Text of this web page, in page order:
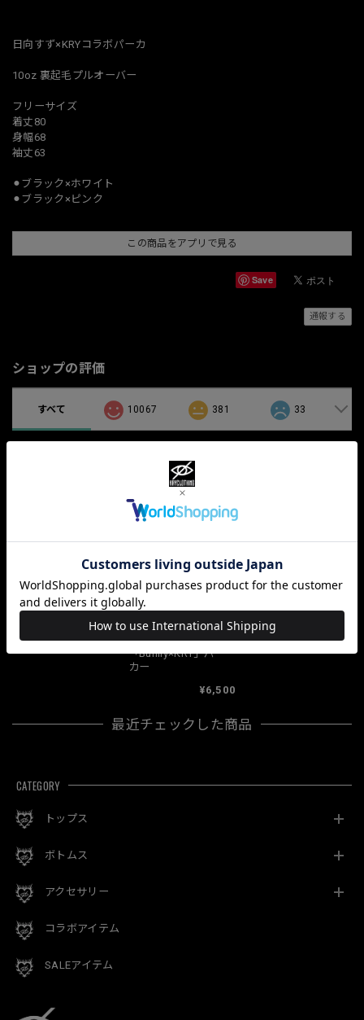
日向すず×KRYコラボパーカ
10oz 裏起毛プルオーバー
フリーサイズ
着丈80
身幅68
袖丈63
⚫︎ブラック×ホワイト
⚫︎ブラック×ピンク
この商品をアプリで見る
Save
通報する
ショップの評価
すべて 10067 381 33
関連商品
「Deadly moon」
「Bunily×KRY」パー
カー
¥6,500
「Bunily×KRY」トー
ト
最近チェックした商品
CATEGORY
トップス
ボトムス
アクセサリー
コラボアイテム
SALEアイテム